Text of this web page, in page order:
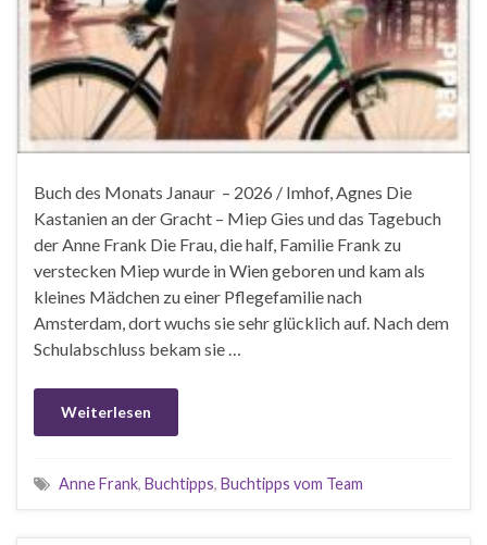
Buch des Monats Janaur – 2026 / Imhof, Agnes Die
Kastanien an der Gracht – Miep Gies und das Tagebuch
der Anne Frank Die Frau, die half, Familie Frank zu
verstecken Miep wurde in Wien geboren und kam als
kleines Mädchen zu einer Pflegefamilie nach
Amsterdam, dort wuchs sie sehr glücklich auf. Nach dem
Schulabschluss bekam sie …
Weiterlesen
Anne Frank, Buchtipps, Buchtipps vom Team